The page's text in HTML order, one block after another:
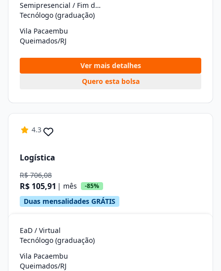
Semipresencial / Fim de Semana
Tecnólogo (graduação)
Vila Pacaembu
Queimados/RJ
Ver mais detalhes
Quero esta bolsa
4.3
Logística
R$ 706,08
R$ 105,91 | mês -85%
Duas mensalidades GRÁTIS
EaD / Virtual
Tecnólogo (graduação)
Vila Pacaembu
Queimados/RJ